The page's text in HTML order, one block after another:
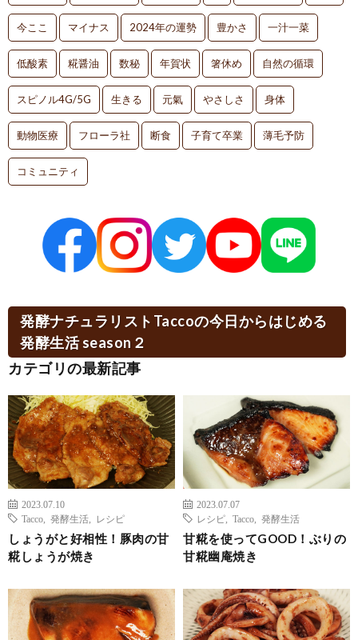
今ここ マイナス 2024年の運勢 豊かさ 一汁一菜
低酸素 糀醤油 数秘 年賀状 箸休め 自然の循環
スピノル4G/5G 生きる 元氣 やさしさ 身体
動物医療 フローラ社 断食 子育て卒業 薄毛予防
コミュニティ
発酵ナチュラリストTaccoの今日からはじめる
発酵生活 season２
カテゴリの最新記事
2023.07.10
Tacco
発酵生活 レシピ
しょうがと好相性！豚肉の甘
糀しょうが焼き
2023.07.07
レシピ
Tacco 発酵生活
甘糀を使ってGOOD！ぶりの
甘糀幽庵焼き